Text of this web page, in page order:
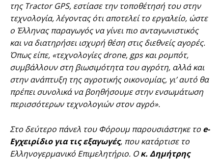
της Tractor GPS, εστίασε την τοποθέτησή του στην
τεχνολογία, λέγοντας ότι αποτελεί το εργαλείο, ώστε
ο Έλληνας παραγωγός να γίνει πιο ανταγωνιστικός
και να διατηρήσει ισχυρή θέση στις διεθνείς αγορές.
Όπως είπε, «τεχνολογίες drone, gps και ρομπότ,
συμβάλλουν στη βιωσιμότητα του αγρότη, αλλά και
στην ανάπτυξη της αγροτικής οικονομίας, γι’ αυτό θα
πρέπει συνολικά να βοηθήσουμε στην ενσωμάτωση
περισσότερων τεχνολογιών στον αγρό».
Στο δεύτερο πάνελ του Φόρουμ παρουσιάστηκε το e-
Εγχειρίδιο για τις εξαγωγές, που κατάρτισε το
Ελληνογερμανικό Επιμελητήριο. Οκ. Δημήτρης